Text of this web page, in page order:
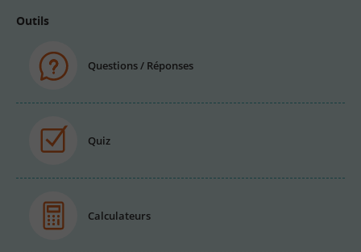
Outils
Questions / Réponses
Quiz
Calculateurs